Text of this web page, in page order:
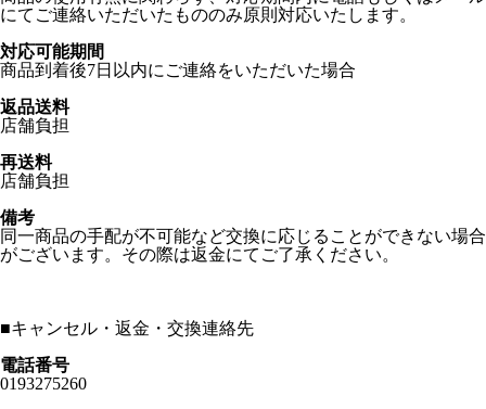
にてご連絡いただいたもののみ原則対応いたします。
対応可能期間
商品到着後7日以内にご連絡をいただいた場合
返品送料
店舗負担
再送料
店舗負担
備考
同一商品の手配が不可能など交換に応じることができない場合
がございます。その際は返金にてご了承ください。
■キャンセル・返金・交換連絡先
電話番号
0193275260